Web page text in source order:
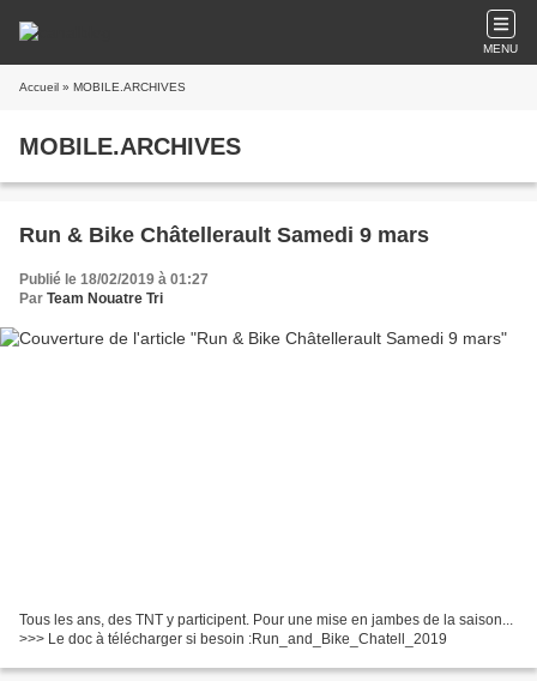
MENU
Accueil » MOBILE.ARCHIVES
MOBILE.ARCHIVES
Run & Bike Châtellerault Samedi 9 mars
Publié le 18/02/2019 à 01:27
Par Team Nouatre Tri
Tous les ans, des TNT y participent. Pour une mise en jambes de la saison...
>>> Le doc à télécharger si besoin :Run_and_Bike_Chatell_2019